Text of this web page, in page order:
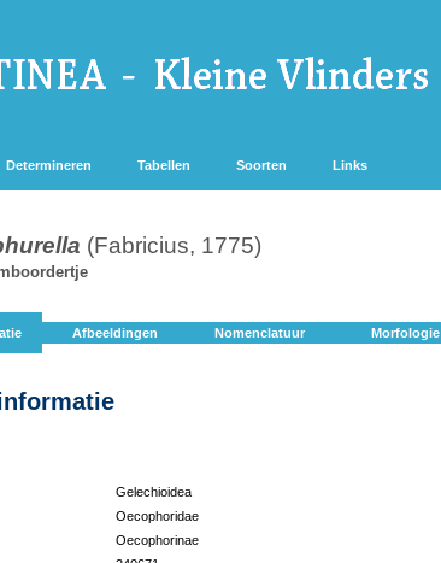
Determineren Tabellen Soorten Links
(Fabricius, 1775)
Afbeeldingen Nomenclatuur Morfologie
Gelechioidea
Oecophoridae
Oecophorinae